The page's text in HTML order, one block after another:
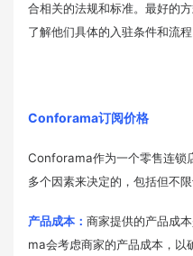
合相关的法规和标准。最好的
了解他们具体的入驻条件和流程
Conforama订阅价格
Conforama作为一个零售连锁
多个因素来决定的，包括但不限
产品成本： 商家提供的产品成
ma会考虑商家的产品成本，以